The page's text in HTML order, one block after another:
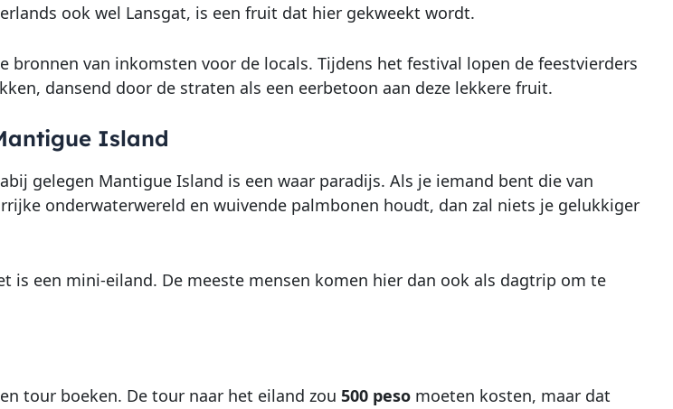
ook wel Lansgat, is een fruit dat hier gekweekt wordt.
bronnen van inkomsten voor de locals. Tijdens het festival lopen de feestvierders
dansend door de straten als een eerbetoon aan deze lekkere fruit.
Island
gelegen Mantigue Island is een waar paradijs. Als je iemand bent die van
onderwaterwereld en wuivende palmbonen houdt, dan zal niets je gelukkiger
is een mini-eiland. De meeste mensen komen hier dan ook als dagtrip om te
tour boeken. De tour naar het eiland zou 500 peso moeten kosten, maar dat